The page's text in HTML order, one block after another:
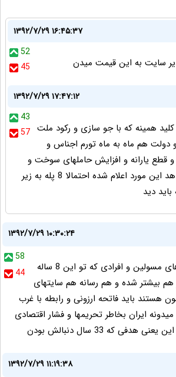
۱۳۹۲/۷/۲۹ ۱۶:۴۵:۳۷
52
45
سایت به این قیمت میدن
۱۳۹۲/۷/۲۹ ۱۷:۴۷:۱۲
43
57 همینه که با جو سازی و رکود ملت
دولت هم ماه به ماه تورم اجناس و
قطع یارانه و افزایش حاملهای سوخت و
غیره را افزایش دهد این مورد اعلام شده احتمالا 8 پله به زیر
۱۳۹۲/۷/۲۹ ۱۰:۳۰:۲۴
58
44
با عقاید و اظهار نظرهای مسولین و افرادی که تو این 8 ساله
بیشتر شده و هم رسانه هم سایتهای
هستند باید فاتحه ارزونی و رابطه با غرب
ایران بخاطر تحریمها و فشار اقتصادی
که 33 سال دنبالش بودن
۱۳۹۲/۷/۲۹ ۱۱:۱۹:۳۸